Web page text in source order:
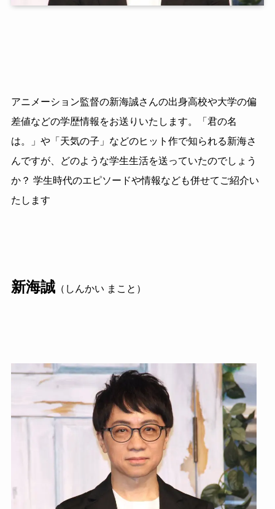
アニメーション監督の新海誠さんの出身高校や大学の偏
差値などの学歴情報をお送りいたします。「君の名
は。」や「天気の子」などのヒット作で知られる新海さ
んですが、どのような学生生活を送っていたのでしょう
か？ 学生時代のエピソードや情報なども併せてご紹介い
たします
新海誠（しんかい まこと）